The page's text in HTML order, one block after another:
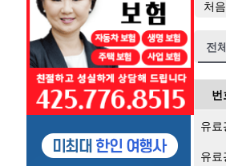
처음
전
번
유료
유료